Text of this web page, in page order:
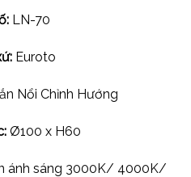
LN-70
Euroto
Nổi Chỉnh Hướng
Ø100 x H60
ánh sáng 3000K/ 4000K/